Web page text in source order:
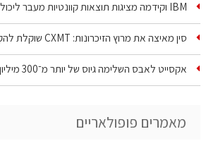
IBM וקידמה מציגות תוצאות קוונטיות מעבר ליכולת…
סין מאיצה את מרוץ הזיכרונות: CXMT שוקלת להקים מפעל…
אקסייט לאבס השלימה גיוס של יותר מ־300 מיליון דולר…
מאמרים פופולאריים